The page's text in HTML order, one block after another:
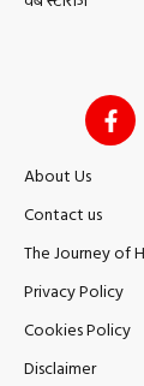
About Us
Contact us
The Journey of
Privacy Policy
Cookies Policy
Disclaimer